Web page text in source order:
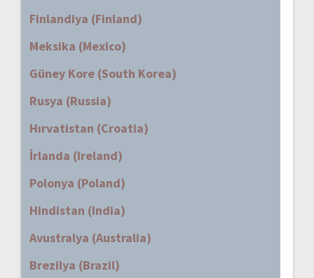
Finlandiya (Finland)
Meksika (Mexico)
Güney Kore (South Korea)
Rusya (Russia)
Hırvatistan (Croatia)
İrlanda (Ireland)
Polonya (Poland)
Hindistan (India)
Avustralya (Australia)
Brezilya (Brazil)